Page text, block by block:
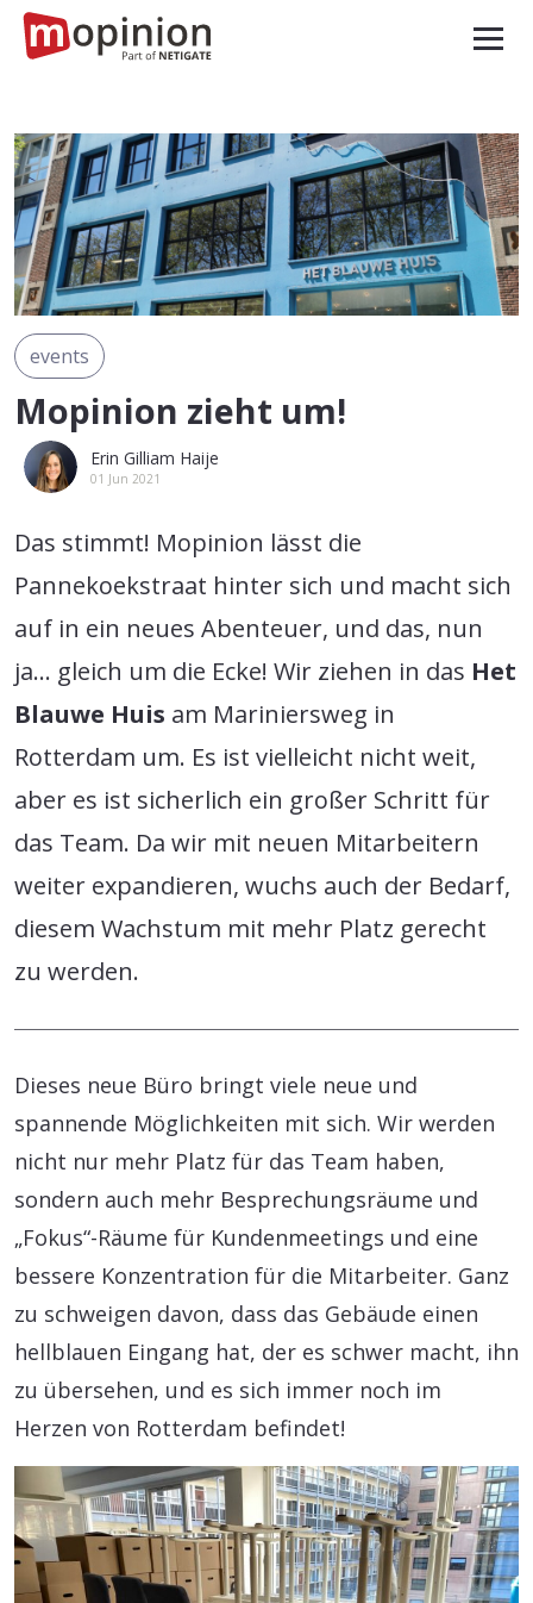
events
Mopinion zieht um!
Erin Gilliam Haije
01 Jun 2021
Das stimmt! Mopinion lässt die
Pannekoekstraat hinter sich und macht sich
auf in ein neues Abenteuer, und das, nun
ja… gleich um die Ecke! Wir ziehen in das Het
Blauwe Huis am Mariniersweg in
Rotterdam um. Es ist vielleicht nicht weit,
aber es ist sicherlich ein großer Schritt für
das Team. Da wir mit neuen Mitarbeitern
weiter expandieren, wuchs auch der Bedarf,
diesem Wachstum mit mehr Platz gerecht
zu werden.
Dieses neue Büro bringt viele neue und
spannende Möglichkeiten mit sich. Wir werden
nicht nur mehr Platz für das Team haben,
sondern auch mehr Besprechungsräume und
„Fokus“-Räume für Kundenmeetings und eine
bessere Konzentration für die Mitarbeiter. Ganz
zu schweigen davon, dass das Gebäude einen
hellblauen Eingang hat, der es schwer macht, ihn
zu übersehen, und es sich immer noch im
Herzen von Rotterdam befindet!